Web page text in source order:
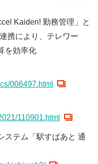
Kaiden! 勤務管理」と
携により、テレワー
を効率化
006497.html
110901.html
テム「駅すぱあと 通